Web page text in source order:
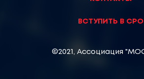
ВСТУПИТЬ В СРО
©2021, Ассоциация